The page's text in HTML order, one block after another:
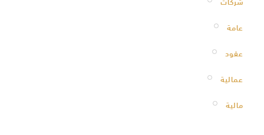
عامة
عقود
عمالية
مالية